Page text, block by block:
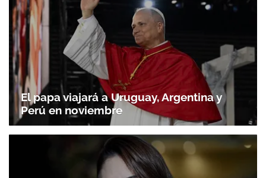
El papa viajará a Uruguay, Argentina y
Perú en noviembre